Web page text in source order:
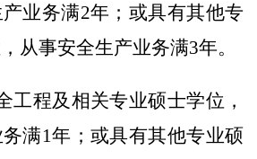
业务满2年；或具有其他专
从事安全生产业务满3年。
工程及相关专业硕士学位，
满1年；或具有其他专业硕